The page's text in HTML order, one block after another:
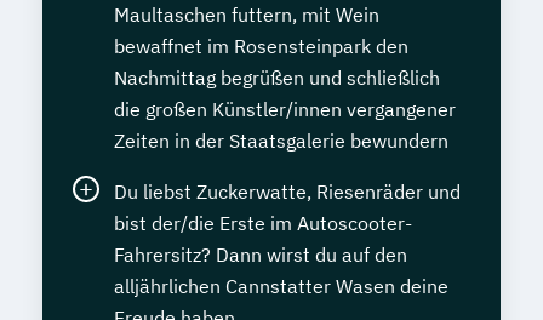
Maultaschen futtern, mit Wein
bewaffnet im Rosensteinpark den
Nachmittag begrüßen und schließlich
die großen Künstler/innen vergangener
Zeiten in der Staatsgalerie bewundern
Du liebst Zuckerwatte, Riesenräder und
bist der/die Erste im Autoscooter-
Fahrersitz? Dann wirst du auf den
alljährlichen Cannstatter Wasen deine